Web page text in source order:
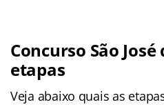
Concurso São José
etapas
Veja abaixo quais as